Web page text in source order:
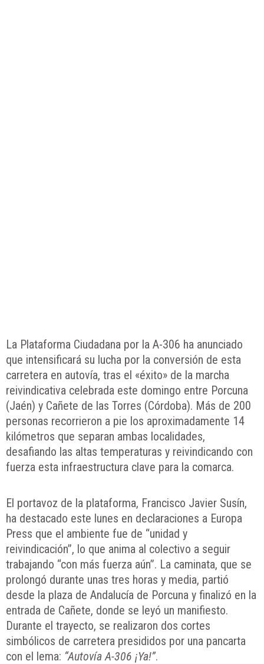
La Plataforma Ciudadana por la A-306 ha anunciado
que intensificará su lucha por la conversión de esta
carretera en autovía, tras el «éxito» de la marcha
reivindicativa celebrada este domingo entre Porcuna
(Jaén) y Cañete de las Torres (Córdoba). Más de 200
personas recorrieron a pie los aproximadamente 14
kilómetros que separan ambas localidades,
desafiando las altas temperaturas y reivindicando con
fuerza esta infraestructura clave para la comarca.
El portavoz de la plataforma, Francisco Javier Susín,
ha destacado este lunes en declaraciones a Europa
Press que el ambiente fue de “unidad y
reivindicación”, lo que anima al colectivo a seguir
trabajando “con más fuerza aún”. La caminata, que se
prolongó durante unas tres horas y media, partió
desde la plaza de Andalucía de Porcuna y finalizó en la
entrada de Cañete, donde se leyó un manifiesto.
Durante el trayecto, se realizaron dos cortes
simbólicos de carretera presididos por una pancarta
con el lema: “Autovía A-306 ¡Ya!”.